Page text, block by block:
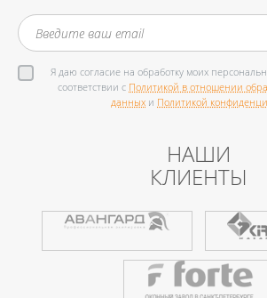
Я даю согласие на обработку моих
соответствии с Политикой в отношении
данных и Политикой
НАШИ
КЛИЕНТЫ